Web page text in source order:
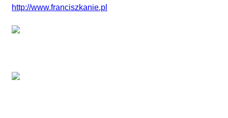
http://www.franciszkanie.pl